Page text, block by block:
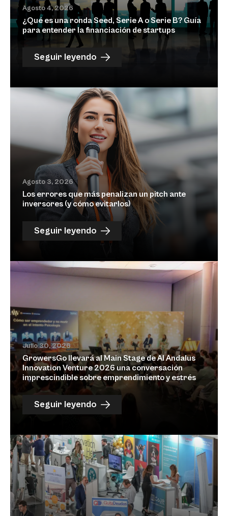
Agosto 4, 2026
¿Qué es una ronda Seed, Serie A o Serie B? Guía
para entender la financiación de startups
Seguir leyendo
Agosto 3, 2026
Los errores que más penalizan un pitch ante
inversores (y cómo evitarlos)
Seguir leyendo
Julio 30, 2026
GrowersGo llevará al Main Stage de Al Andalus
Innovation Venture 2026 una conversación
imprescindible sobre emprendimiento y estrés
Seguir leyendo